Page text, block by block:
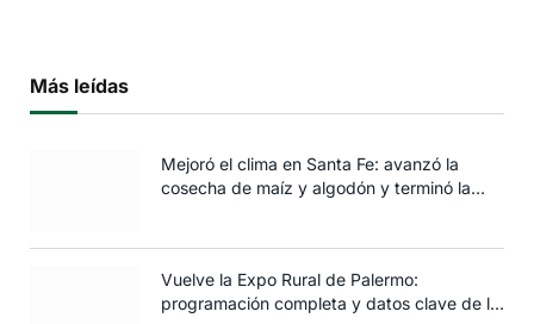
Más leídas
Mejoró el clima en Santa Fe: avanzó la
cosecha de maíz y algodón y terminó la
Vuelve la Expo Rural de Palermo:
programación completa y datos clave de la